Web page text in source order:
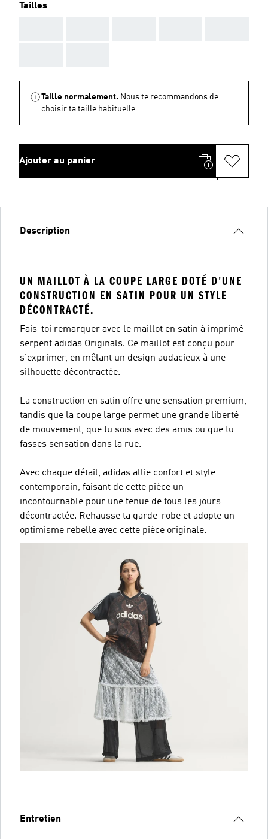
Tailles
Taille normalement. Nous te recommandons de
choisir ta taille habituelle.
Ajouter au panier
Description
UN MAILLOT À LA COUPE LARGE DOTÉ D'UNE
CONSTRUCTION EN SATIN POUR UN STYLE
DÉCONTRACTÉ.
Fais-toi remarquer avec le maillot en satin à imprimé
serpent adidas Originals. Ce maillot est conçu pour
s'exprimer, en mêlant un design audacieux à une
silhouette décontractée.
La construction en satin offre une sensation premium,
tandis que la coupe large permet une grande liberté
de mouvement, que tu sois avec des amis ou que tu
fasses sensation dans la rue.
Avec chaque détail, adidas allie confort et style
contemporain, faisant de cette pièce un
incontournable pour une tenue de tous les jours
décontractée. Rehausse ta garde-robe et adopte un
optimisme rebelle avec cette pièce originale.
Entretien